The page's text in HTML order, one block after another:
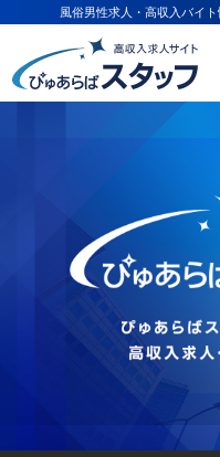
風俗男性求人・高収入バイ